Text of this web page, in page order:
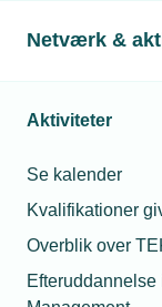
Netværk &
Aktiviteter
Se kalender
Kvalifikationer
Overblik over
intelligent
rådgav AK
der sparer dem